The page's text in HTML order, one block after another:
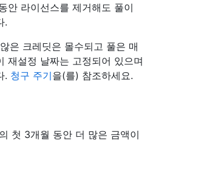
안 라이선스를 제거해도 풀이
.
은 크레딧은 몰수되고 풀은 매
재설정 날짜는 고정되어 있으며
. 청구 주기을(를) 참조하세요.
첫 3개월 동안 더 많은 금액이